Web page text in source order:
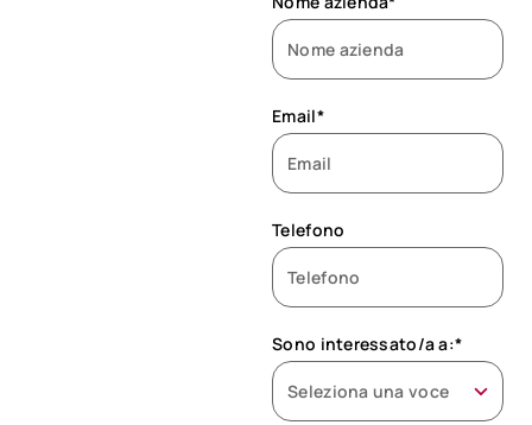
Email*
Telefono
Sono interessato/a a:*